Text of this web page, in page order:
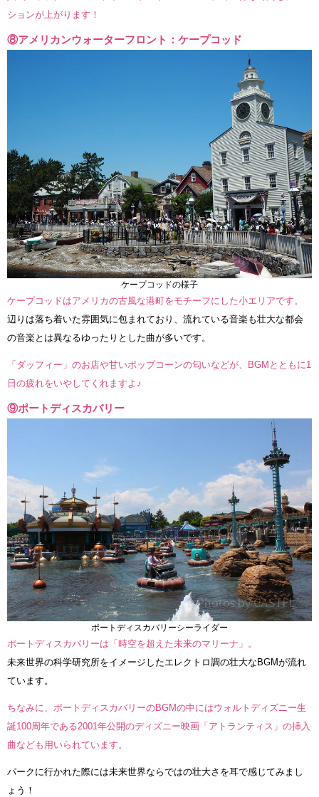
ションが上がります！
⑧アメリカンウォーターフロント：ケープコッド
ケープコッドの様子
ケープコッドはアメリカの古風な港町をモチーフにした小エリアです。
辺りは落ち着いた雰囲気に包まれており、流れている音楽も壮大な都会
の音楽とは異なるゆったりとした曲が多いです。
「ダッフィー」のお店や甘いポップコーンの匂いなどが、BGMとともに1
日の疲れをいやしてくれますよ♪
⑨ポートディスカバリー
ポートディスカバリーシーライダー
ポートディスカバリーは「時空を超えた未来のマリーナ」。
未来世界の科学研究所をイメージしたエレクトロ調の壮大なBGMが流れ
ています。
ちなみに、ポートディスカバリーのBGMの中にはウォルトディズニー生
誕100周年である2001年公開のディズニー映画「アトランティス」の挿入
曲なども用いられています。
パークに行かれた際には未来世界ならではの壮大さを耳で感じてみまし
ょう！